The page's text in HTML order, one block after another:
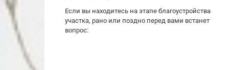
Если вы находитесь на этапе благоустройства
участка, рано или поздно перед вами встанет
вопрос: